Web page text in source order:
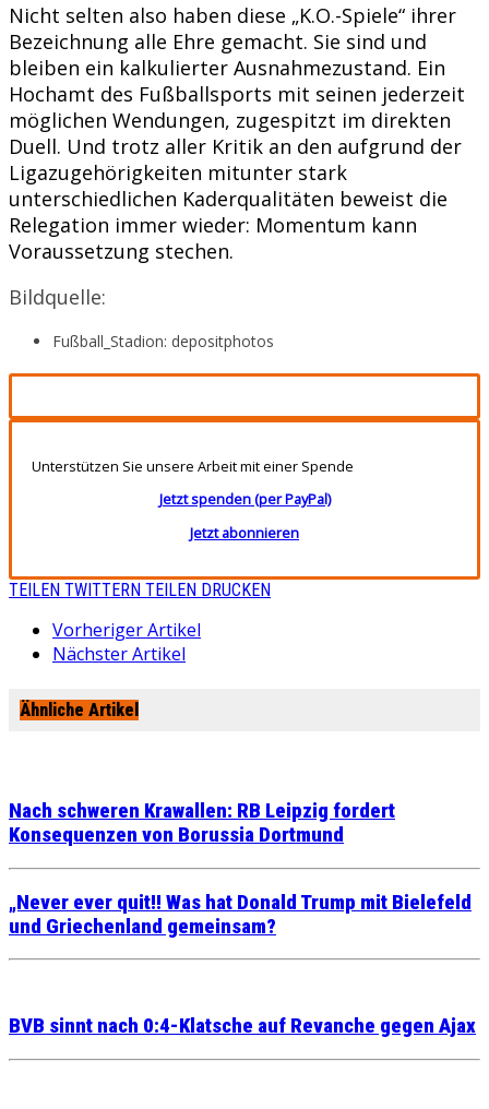
Nicht selten also haben diese „K.O.-Spiele“ ihrer
Bezeichnung alle Ehre gemacht. Sie sind und
bleiben ein kalkulierter Ausnahmezustand. Ein
Hochamt des Fußballsports mit seinen jederzeit
möglichen Wendungen, zugespitzt im direkten
Duell. Und trotz aller Kritik an den aufgrund der
Ligazugehörigkeiten mitunter stark
unterschiedlichen Kaderqualitäten beweist die
Relegation immer wieder: Momentum kann
Voraussetzung stechen.
Bildquelle:
Fußball_Stadion: depositphotos
Unterstützen Sie unsere Arbeit mit einer Spende
Jetzt spenden (per PayPal)
Jetzt abonnieren
TEILEN TWITTERN TEILEN DRUCKEN
Vorheriger Artikel
Nächster Artikel
Ähnliche Artikel
Nach schweren Krawallen: RB Leipzig fordert
Konsequenzen von Borussia Dortmund
„Never ever quit!! Was hat Donald Trump mit Bielefeld
und Griechenland gemeinsam?
BVB sinnt nach 0:4-Klatsche auf Revanche gegen Ajax